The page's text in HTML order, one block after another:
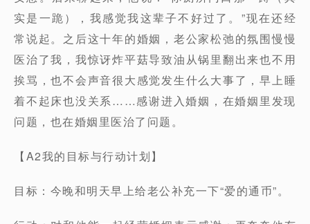
实是一跪），我感觉我这辈子不好过了。”现在还经
常说起。之后这十年的婚姻，老公家松弛的氛围慢慢
医治了我，我惊讶炸平菇导致油从锅里翻出来也不用
挨骂，也不会声音很大感觉发生什么大事了，早上睡
着不起床也没关系……感谢进入婚姻，在婚姻里发现
问题，也在婚姻里医治了问题。
【A2我的目标与行动计划】
目标：今晚和明天早上给老公补充一下“爱的通币”。